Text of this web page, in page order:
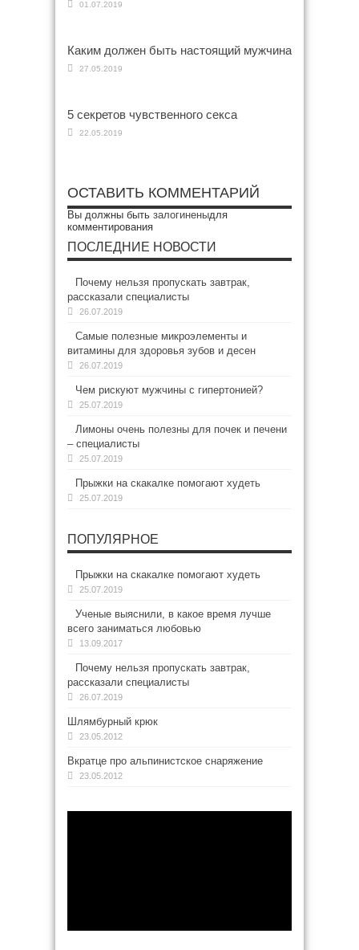
01.07.2019
Каким должен быть настоящий мужчина
27.05.2019
5 секретов чувственного секса
22.05.2019
ОСТАВИТЬ КОММЕНТАРИЙ
Вы должны быть залогиненыдля
комментирования
ПОСЛЕДНИЕ НОВОСТИ
Почему нельзя пропускать завтрак,
рассказали специалисты
26.07.2019
Самые полезные микроэлементы и
витамины для здоровья зубов и десен
26.07.2019
Чем рискуют мужчины с гипертонией?
25.07.2019
Лимоны очень полезны для почек и печени
– специалисты
25.07.2019
Прыжки на скакалке помогают худеть
25.07.2019
ПОПУЛЯРНОЕ
Прыжки на скакалке помогают худеть
25.07.2019
Ученые выяснили, в какое время лучше
всего заниматься любовью
13.09.2017
Почему нельзя пропускать завтрак,
рассказали специалисты
26.07.2019
Шлямбурный крюк
23.05.2012
Вкратце про альпинистское снаряжение
23.05.2012